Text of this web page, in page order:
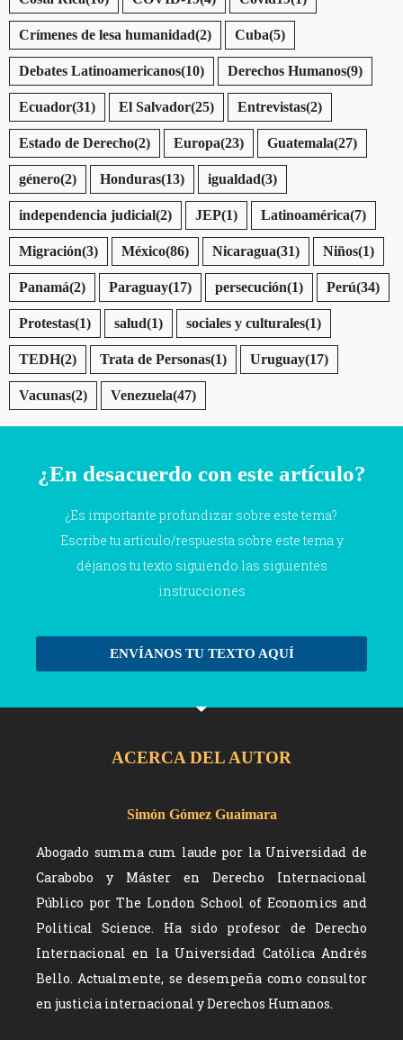
Crímenes de lesa humanidad(2) Cuba(5)
Debates Latinoamericanos(10) Derechos Humanos(9)
Ecuador(31) El Salvador(25) Entrevistas(2)
Estado de Derecho(2) Europa(23) Guatemala(27)
género(2) Honduras(13) igualdad(3)
independencia judicial(2) JEP(1) Latinoamérica(7)
Migración(3) México(86) Nicaragua(31) Niños(1)
Panamá(2) Paraguay(17) persecución(1) Perú(34)
Protestas(1) salud(1) sociales y culturales(1)
TEDH(2) Trata de Personas(1) Uruguay(17)
Vacunas(2) Venezuela(47)
¿En desacuerdo con este artículo?
¿Es importante profundizar sobre este tema?
Escribe tu artículo/respuesta sobre este tema y
déjanos tu texto siguiendo las siguientes
instrucciones
ENVÍANOS TU TEXTO AQUÍ
ACERCA DEL AUTOR
Simón Gómez Guaimara
Abogado summa cum laude por la Universidad de
Carabobo y Máster en Derecho Internacional
Público por The London School of Economics and
Political Science. Ha sido profesor de Derecho
Internacional en la Universidad Católica Andrés
Bello. Actualmente, se desempeña como consultor
en justicia internacional y Derechos Humanos.